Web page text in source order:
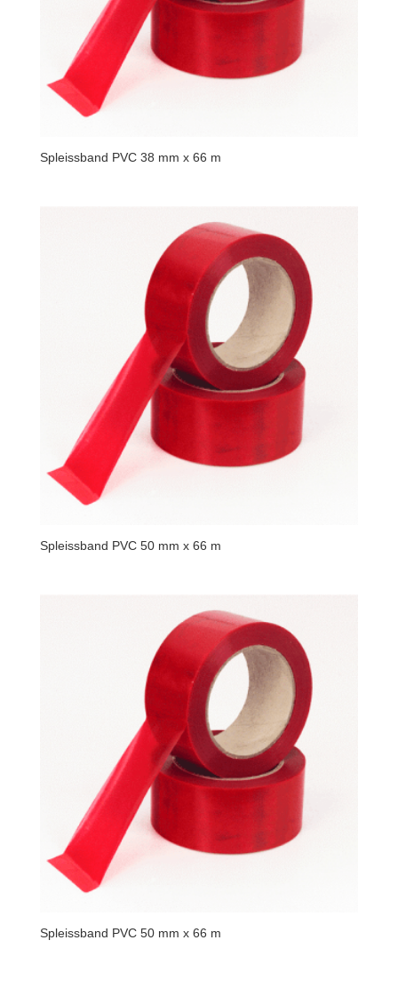
Spleissband PVC 38 mm x 66 m
Spleissband PVC 50 mm x 66 m
Spleissband PVC 50 mm x 66 m